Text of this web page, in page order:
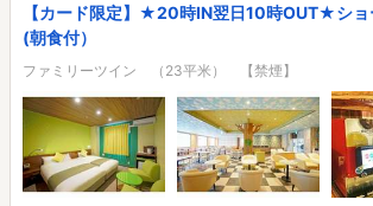
【カード限定】★20時IN翌日10時OUT★ショ
(朝食付）
ファミリーツイン （23平米） 【禁煙】